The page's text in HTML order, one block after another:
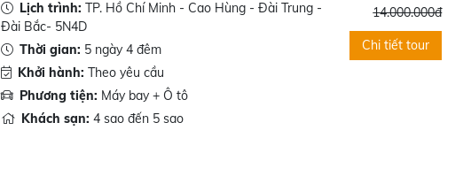
Lịch trình: TP. Hồ Chí Minh - Cao Hùng - Đài Trung -
Đài Bắc- 5N4D
Thời gian: 5 ngày 4 đêm
Khởi hành: Theo yêu cầu
Phương tiện: Máy bay + Ô tô
Khách sạn: 4 sao đến 5 sao
14.000.000đ
Chi tiết tour